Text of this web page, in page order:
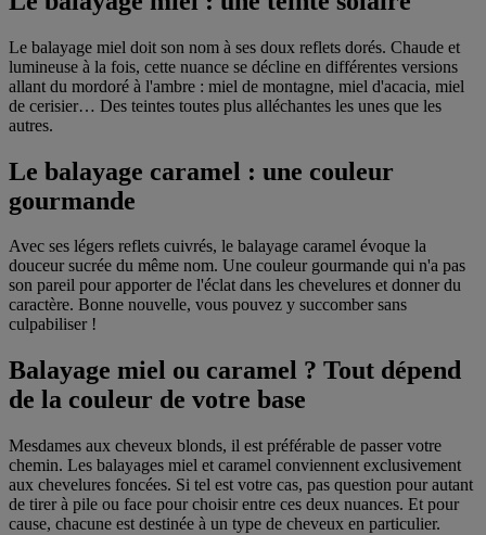
Le balayage miel doit son nom à ses doux reflets dorés. Chaude et
lumineuse à la fois, cette nuance se décline en différentes versions
allant du mordoré à l'ambre : miel de montagne, miel d'acacia, miel
de cerisier… Des teintes toutes plus alléchantes les unes que les
autres.
Le balayage caramel : une couleur
gourmande
Avec ses légers reflets cuivrés, le balayage caramel évoque la
douceur sucrée du même nom. Une couleur gourmande qui n'a pas
son pareil pour apporter de l'éclat dans les chevelures et donner du
caractère. Bonne nouvelle, vous pouvez y succomber sans
culpabiliser !
Balayage miel ou caramel ? Tout dépend
de la couleur de votre base
Mesdames aux cheveux blonds, il est préférable de passer votre
chemin. Les balayages miel et caramel conviennent exclusivement
aux chevelures foncées. Si tel est votre cas, pas question pour autant
de tirer à pile ou face pour choisir entre ces deux nuances. Et pour
cause, chacune est destinée à un type de cheveux en particulier.